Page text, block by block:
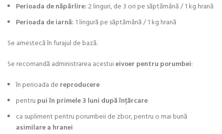
Perioada de năpârlire:2 linguri, de 3 ori pe săptămână / 1 kg hrană
Perioada de iarnă: 1 lingură pe săptămână / 1 kg hrană
Se amestecă în furajul de bază.
Se recomandă administrarea acestuieivoer pentru porumbei:
în perioada de reproducere
pentru pui în primele 3 luni după înțărcare
ca supliment pentru porumbeii de zbor, pentru o mai bună
asimilare a hranei